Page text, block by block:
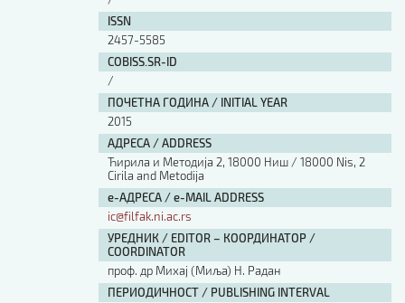
ISSN
2457-5585
COBISS.SR-ID
/
ПОЧЕТНА ГОДИНА / INITIAL YEAR
2015
АДРЕСА / ADDRESS
Ћирила и Методија 2, 18000 Ниш / 18000 Nis, 2
Cirila and Metodija
е-АДРЕСА / e-MAIL ADDRESS
ic@filfak.ni.ac.rs
УРЕДНИК / EDITOR – КООРДИНАТОР /
COORDINATOR
проф. др Михај (Миља) Н. Радан
ПЕРИОДИЧНОСТ / PUBLISHING INTERVAL